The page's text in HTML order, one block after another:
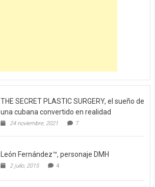
THE SECRET PLASTIC SURGERY, el sueño de
una cubana convertido en realidad
24 noviembre, 2021 7
León Fernández™, personaje DMH
2 julio, 2015 4